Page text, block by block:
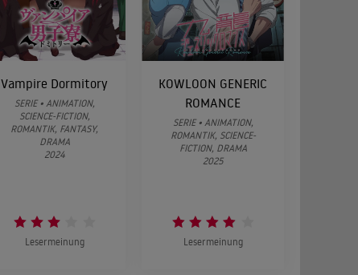
Vampire Dormitory
SERIE • ANIMATION,
SCIENCE-FICTION,
ROMANTIK, FANTASY,
DRAMA
2024
Lesermeinung
KOWLOON GENERIC
ROMANCE
SERIE • ANIMATION,
ROMANTIK, SCIENCE-
FICTION, DRAMA
2025
Lesermeinung